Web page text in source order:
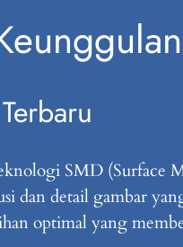
SMD (Surface
dan detail gambar
optimal yang